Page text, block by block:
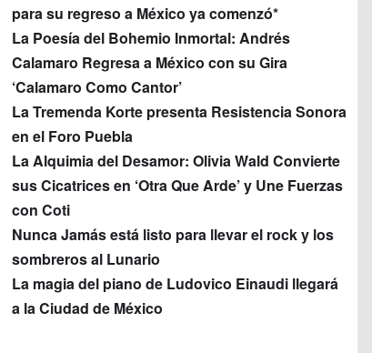
para su regreso a México ya comenzó*
La Poesía del Bohemio Inmortal: Andrés
Calamaro Regresa a México con su Gira
‘Calamaro Como Cantor’
La Tremenda Korte presenta Resistencia Sonora
en el Foro Puebla
La Alquimia del Desamor: Olivia Wald Convierte
sus Cicatrices en ‘Otra Que Arde’ y Une Fuerzas
con Coti
Nunca Jamás está listo para llevar el rock y los
sombreros al Lunario
La magia del piano de Ludovico Einaudi llegará
a la Ciudad de México